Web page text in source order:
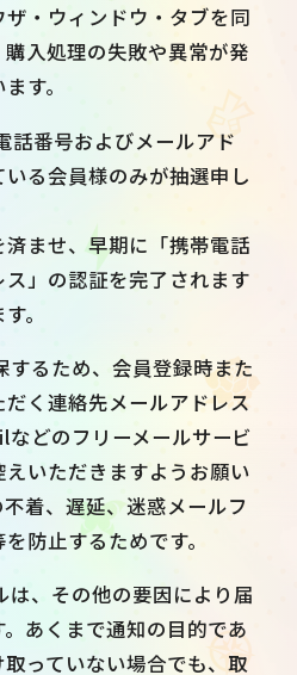
・ウィンドウ・タブを同
入処理の失敗や異常が発
す。
番号およびメールアド
る会員様のみが抽選申し
ませ、早期に「携帯電話
」の認証を完了されます
。
るため、会員登録時また
く連絡先メールアドレス
どのフリーメールサービ
いただきますようお願い
着、遅延、迷惑メールフ
防止するためです。
、その他の要因により届
あくまで通知の目的であ
っていない場合でも、取